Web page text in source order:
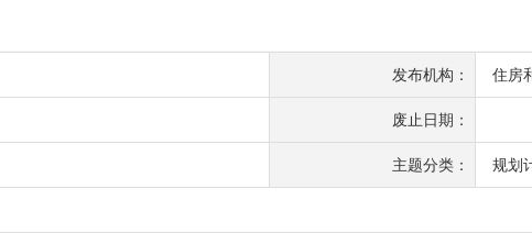
发布机构： 住房
废止日期：
主题分类： 规划